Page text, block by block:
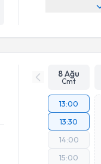
8 Ağu
Cmt
13:00
13:30
14:00
15:00